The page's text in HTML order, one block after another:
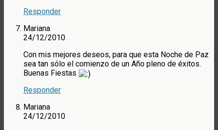
Responder
Mariana
24/12/2010
Con mis mejores deseos, para que esta Noche de Paz
sea tan sólo el comienzo de un Año pleno de éxitos.
Buenas Fiestas
Responder
Mariana
24/12/2010